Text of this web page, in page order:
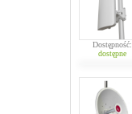
Dostępność:
dostępne